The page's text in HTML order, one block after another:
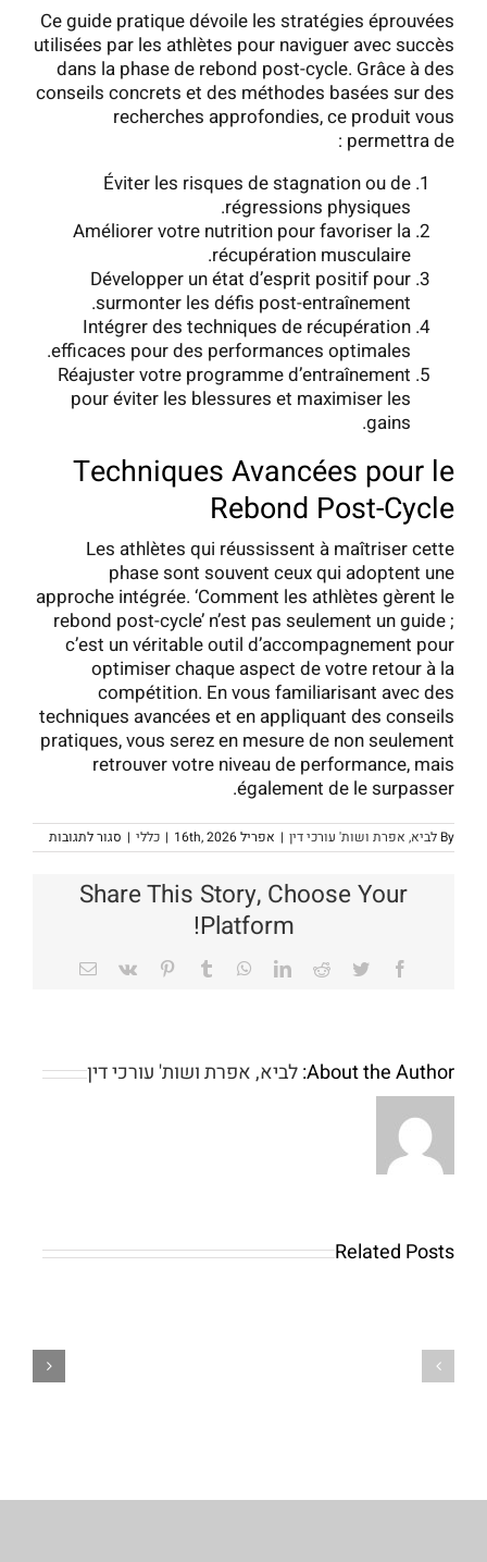
Ce guide pratique dévoile les stratégies éprouvées
utilisées par les athlètes pour naviguer avec succès
dans la phase de rebond post-cycle. Grâce à des
conseils concrets et des méthodes basées sur des
recherches approfondies, ce produit vous
permettra de :
Éviter les risques de stagnation ou de
régressions physiques.
Améliorer votre nutrition pour favoriser la
récupération musculaire.
Développer un état d’esprit positif pour
surmonter les défis post-entraînement.
Intégrer des techniques de récupération
efficaces pour des performances optimales.
Réajuster votre programme d’entraînement
pour éviter les blessures et maximiser les
gains.
Techniques Avancées pour le
Rebond Post-Cycle
Les athlètes qui réussissent à maîtriser cette
phase sont souvent ceux qui adoptent une
approche intégrée. ‘Comment les athlètes gèrent le
rebond post-cycle’ n’est pas seulement un guide ;
c’est un véritable outil d’accompagnement pour
optimiser chaque aspect de votre retour à la
compétition. En vous familiarisant avec des
techniques avancées et en appliquant des conseils
pratiques, vous serez en mesure de non seulement
retrouver votre niveau de performance, mais
également de le surpasser.
By לביא, אפרת ושות' עורכי דין | אפריל 16th, 2026 | כללי | סגור לתגובותעל
Share This Story, Choose Your
Platform!
Facebook
Twitter
Reddit
LinkedIn
WhatsApp
Tumblr
Pinterest
Vk
Email
About the Author: לביא, אפרת ושות' עורכי דין
Related Posts
Betting